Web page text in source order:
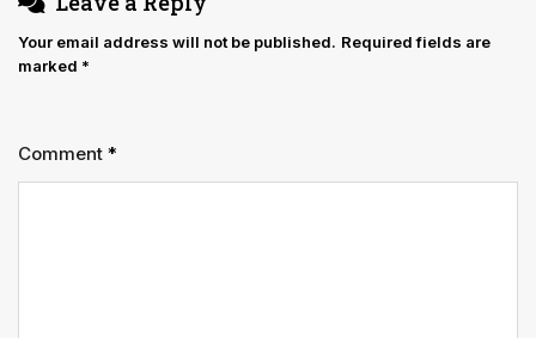
Your email address will not be published. Required fields are
marked *
Comment *